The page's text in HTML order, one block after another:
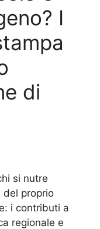
I
di
si nutre
del proprio
i contributi a
regionale e